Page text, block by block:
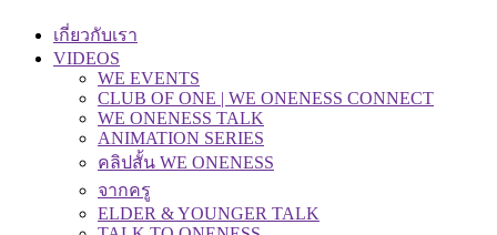
เกี่ยวกับเรา
VIDEOS
WE EVENTS
CLUB OF ONE | WE ONENESS CONNECT
WE ONENESS TALK
ANIMATION SERIES
คลิปสั้น WE ONENESS
จากครู
ELDER & YOUNGER TALK